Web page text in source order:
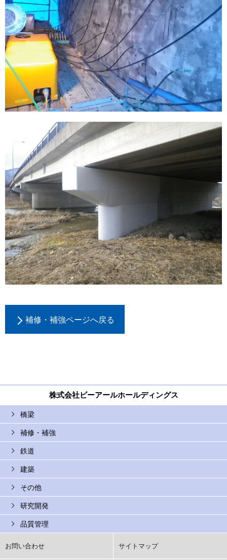
株式会社ビーアールホールディングス
橋梁
補修・補強
鉄道
建築
その他
研究開発
品質管理
補修・補強ページへ戻る
お問い合わせ サイトマップ